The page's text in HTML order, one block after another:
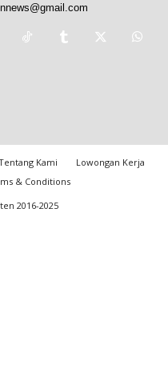
Kami
Lowongan Kerja
& Conditions
2016-2025